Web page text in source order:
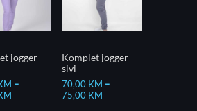
jogger
–
Komplet jogger
sivi
70,00 KM –
75,00 KM